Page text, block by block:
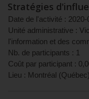
Stratégies
Date de l'activité : 2020-
Unité administrative :
l'information et des
Nb. de participants : 1
Coût par participant :
Lieu : Montréal (Québec)